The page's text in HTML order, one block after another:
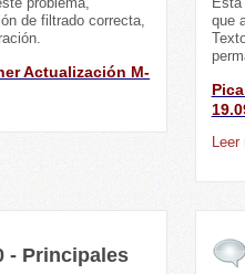
de filtrado correcta,
Actualización M-
que
- Principales